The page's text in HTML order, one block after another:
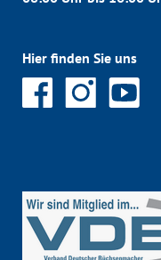
Hier finden Sie uns